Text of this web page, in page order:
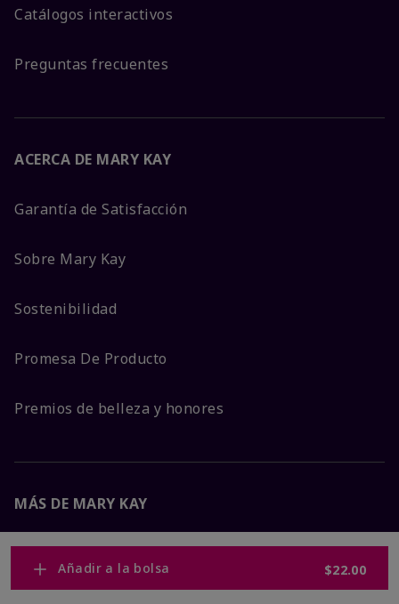
Añadir a la bolsa $22.00
Catálogos interactivos
Preguntas frecuentes
ACERCA DE MARY KAY
Garantía de Satisfacción
Sobre Mary Kay
Sostenibilidad
Promesa De Producto
Premios de belleza y honores
MÁS DE MARY KAY